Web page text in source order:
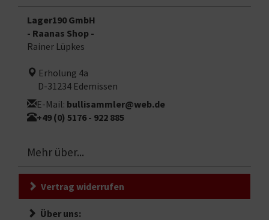
Lager190 GmbH
- Raanas Shop -
Rainer Lüpkes
Erholung 4a
D-31234 Edemissen
E-Mail: bullisammler@web.de
+49 (0) 5176 - 922 885
Mehr über...
Vertrag widerrufen
Über uns: